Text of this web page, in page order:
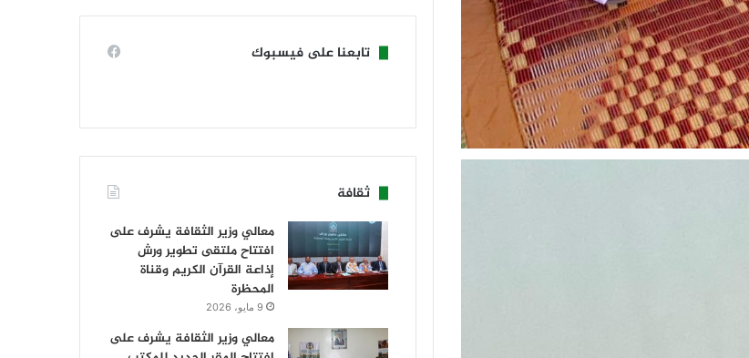
تابعنا على فيسبوك
ثقافة
معالي وزير الثقافة يشرف على
افتتاح ملتقى تطوير ورش
إذاعة القرآن الكريم وقناة
المحظرة
9 مايو، 2026
معالي وزير الثقافة يشرف على